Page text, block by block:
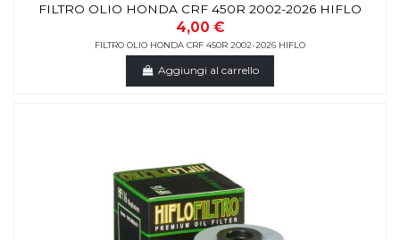
FILTRO OLIO HONDA CRF 450R 2002-2026 HIFLO
4,00 €
FILTRO OLIO HONDA CRF 450R 2002-2026 HIFLO
Aggiungi al carrello